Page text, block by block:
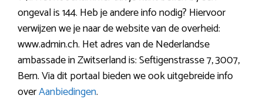
ongeval is 144. Heb je andere info nodig? Hiervoor
verwijzen we je naar de website van de overheid:
www.admin.ch. Het adres van de Nederlandse
ambassade in Zwitserland is: Seftigenstrasse 7, 3007,
Bern. Via dit portaal bieden we ook uitgebreide info
overAanbiedingen.